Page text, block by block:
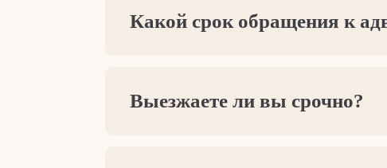
Какой срок обращения к
Выезжаете ли вы срочно?